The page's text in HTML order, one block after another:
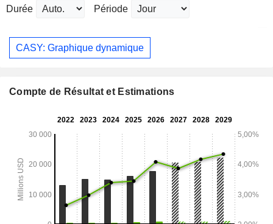
Durée Période
CASY: Graphique dynamique
Compte de Résultat et Estimations